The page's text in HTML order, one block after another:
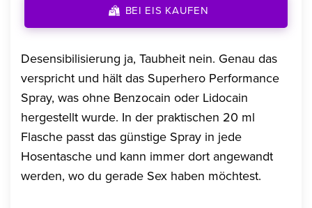
BEI EIS KAUFEN
Desensibilisierung ja, Taubheit nein. Genau das
verspricht und hält das Superhero Performance
Spray, was ohne Benzocain oder Lidocain
hergestellt wurde. In der praktischen 20 ml
Flasche passt das günstige Spray in jede
Hosentasche und kann immer dort angewandt
werden, wo du gerade Sex haben möchtest.